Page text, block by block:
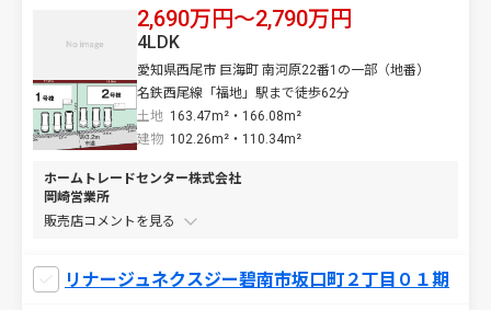
2,690万円〜2,790万円
愛知県西尾市 巨海町 南河原22番1の一部（地番）
名鉄西尾線「福地」駅まで徒歩62分
土地 163.47m²・166.08m²
4LDK
建物 102.26m²・110.34m²
ホームトレードセンター株式会社
岡崎営業所
販売店コメントを
リナージュネクスジー碧南市坂口町２丁目０１期